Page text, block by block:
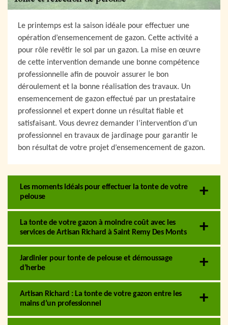
Le printemps est la saison idéale pour effectuer une
opération d’ensemencement de gazon. Cette activité a
pour rôle revêtir le sol par un gazon. La mise en œuvre
de cette intervention demande une bonne compétence
professionnelle afin de pouvoir assurer le bon
déroulement et la bonne réalisation des travaux. Un
ensemencement de gazon effectué par un prestataire
professionnel et expert donne un résultat fiable et
satisfaisant. Vous devrez demander l’intervention d’un
professionnel en travaux de jardinage pour garantir le
bon résultat de votre projet d’ensemencement de gazon.
Les moments idéals pour effectuer la tonte de votre
pelouse
La tonte de votre gazon à moindre coût avec les
services de Artisan Richard à Saint Remy Des Monts
Jardinier pour tonte de pelouse et démoussage
d’herbe
Artisan Richard : La tonte de votre gazon entre les
mains d’un professionnel